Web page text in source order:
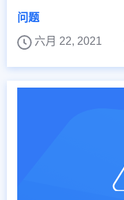
问题
六月 22, 2021